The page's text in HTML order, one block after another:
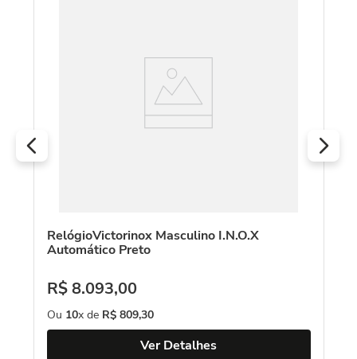
RelógioVictorinox Masculino I.N.O.X
Automático Preto
R$ 8.093,00
Ou 10x de R$ 809,30
Ver Detalhes